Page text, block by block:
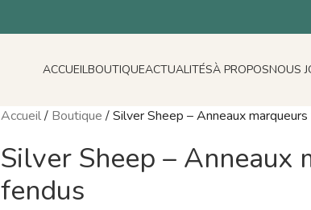
ACCUEILBOUTIQUEACTUALITÉSÀ PROPOSNOUS
Accueil/ Boutique /Silver Sheep – Anneaux
Silver Sheep – Anneaux
fendus